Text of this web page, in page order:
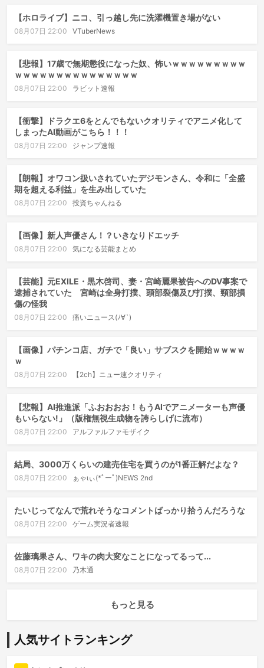
【ホロライブ】ニコ、引っ越し先に洗濯機置き場がない
08月07日 22:00 VTuberNews
【悲報】17歳で無期懲役になった奴、怖いｗｗｗｗｗｗｗｗｗ
ｗｗｗｗｗｗｗｗｗｗｗｗｗｗｗ
08月07日 22:00 ラビット速報
【衝撃】ドラクエ6をとんでもないクオリティでアニメ化して
しまったAI動画がこちら！！！
08月07日 22:00 ジャンプ速報
【朗報】オワコン扱いされていたデジモンさん、令和に「全盛
期を超える利益」を生み出していた
08月07日 22:00 投資ちゃんねる
【画像】新人声優さん！？いきなりドエッチ
08月07日 22:00 気になる芸能まとめ
【芸能】元EXILE・黒木啓司、妻・宮崎麗果被告へのDV事案で
逮捕されていた 宮崎は全身打撲、頭部裂傷及び打撲、頸部損
傷の怪我
08月07日 22:00 痛いニュース(ﾉ∀`)
【画像】パチンコ店、ガチで「良い」サブスクを開始ｗｗｗｗ
ｗ
08月07日 22:00 【2ch】ニュー速クオリティ
【悲報】AI推進派「ふおおおお！もうAIでアニメーターも声優
もいらない!」（版権無視生成物を誇らしげに流布）
08月07日 22:00 アルファルファモザイク
結局、3000万くらいの建売住宅を買うのが1番正解だよな？
08月07日 22:00 ぁゃιぃ(*ﾟーﾟ)NEWS 2nd
たいじってなんで荒れそうなコメントばっかり拾うんだろうな
08月07日 22:00 ゲーム実況者速報
佐藤璃果さん、ワキの肉大変なことになってるって...
08月07日 22:00 乃木通
もっと見る
人気サイトランキング